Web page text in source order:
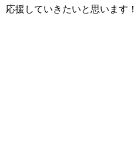
応援していきたいと思います！